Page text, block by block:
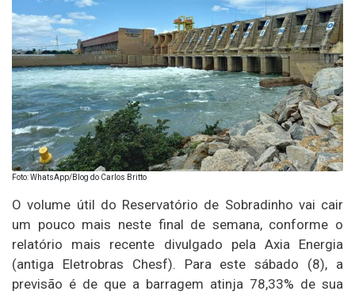
Foto: WhatsApp/Blog do Carlos Britto
O volume útil do Reservatório de Sobradinho vai cair
um pouco mais neste final de semana, conforme o
relatório mais recente divulgado pela Axia Energia
(antiga Eletrobras Chesf). Para este sábado (8), a
previsão é de que a barragem atinja 78,33% de sua